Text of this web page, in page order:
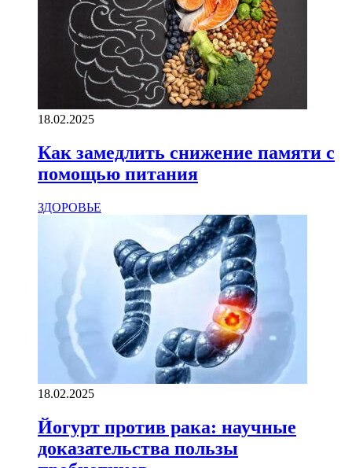
18.02.2025
Как замедлить снижение памяти с
помощью питания
ЗДОРОВЬЕ
18.02.2025
Йогурт против рака: научные
доказательства пользы